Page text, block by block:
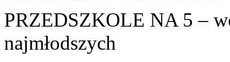
PRZEDSZKOLE NA 5 –
najmłodszych